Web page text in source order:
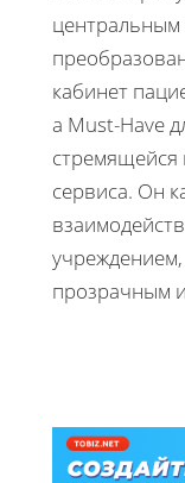
центральным
кабинет
а Must-Have
сервиса. Он
прозрачным